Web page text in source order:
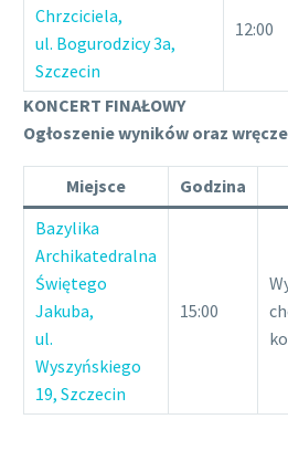
Chrzciciela,
ul. Bogurodzicy 3a,
Szczecin
12:00
KONCERT FINAŁOWY
Ogłoszenie wyników oraz
Miejsce Godzina
Bazylika
Archikatedralna
Świętego
Jakuba,
ul.
Wyszyńskiego
19, Szczecin
15:00